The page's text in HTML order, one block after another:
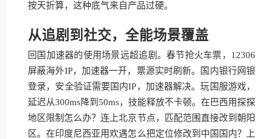
按天折算，这种底气来自产品过硬。
从追剧到社交，全能场景覆盖
回国加速器的使用场景远超追剧。春节抢火车票，12306
屏蔽海外IP，加速器一开，票源实时刷新。国内银行网银
登录，安全验证需要国内IP，加速器解决。玩国服游戏，
延迟从300ms降到50ms，技能释放不卡顿。在巴西用探探
地区限制怎么办？连上北京节点，匹配范围直接改到朝阳
区。在印度尼西亚用欢遇怎么把定位修改到中国国内？上